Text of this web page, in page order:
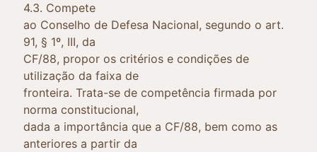
4.3. Compete
ao Conselho de Defesa Nacional, segundo o art.
91, § 1º, III, da
CF/88, propor os critérios e condições de
utilização da faixa de
fronteira. Trata-se de competência firmada por
norma constitucional,
dada a importância que a CF/88, bem como as
anteriores a partir da